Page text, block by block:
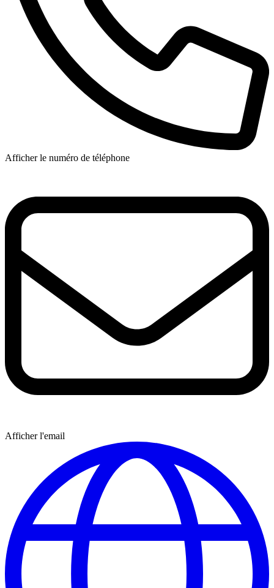
Afficher le numéro de téléphone
Afficher l'email